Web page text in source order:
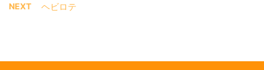
NEXT ヘビロテ